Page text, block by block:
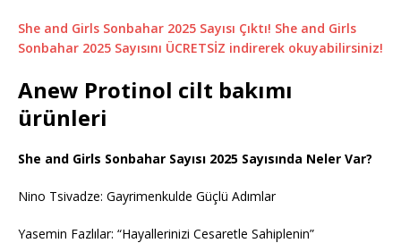
She and Girls Sonbahar 2025 Sayısı Çıktı! She and Girls
Sonbahar 2025 Sayısını ÜCRETSİZ indirerek okuyabilirsiniz!
Anew Protinol cilt bakımı
ürünleri
She and Girls Sonbahar Sayısı 2025 Sayısında Neler Var?
Nino Tsivadze: Gayrimenkulde Güçlü Adımlar
Yasemin Fazlılar: “Hayallerinizi Cesaretle Sahiplenin”